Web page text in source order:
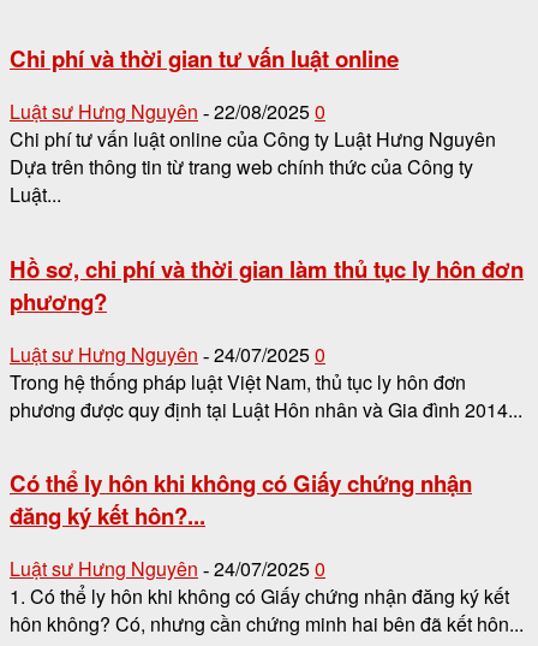
Chi phí và thời gian tư vấn luật online
Luật sư Hưng Nguyên - 22/08/20250
Chi phí tư vấn luật online của Công ty Luật Hưng Nguyên
Dựa trên thông tin từ trang web chính thức của Công ty
Luật...
Hồ sơ, chi phí và thời gian làm thủ tục ly hôn đơn
phương?
Luật sư Hưng Nguyên - 24/07/20250
Trong hệ thống pháp luật Việt Nam, thủ tục ly hôn đơn
phương được quy định tại Luật Hôn nhân và Gia đình 2014...
Có thể ly hôn khi không có Giấy chứng nhận
đăng ký kết hôn?...
Luật sư Hưng Nguyên - 24/07/20250
1. Có thể ly hôn khi không có Giấy chứng nhận đăng ký kết
hôn không? Có, nhưng cần chứng minh hai bên đã kết hôn...